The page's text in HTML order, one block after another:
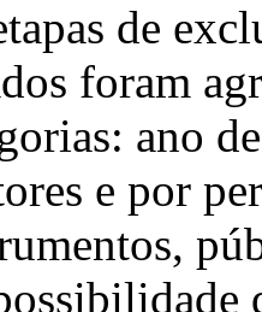
de
foram
ano
e por